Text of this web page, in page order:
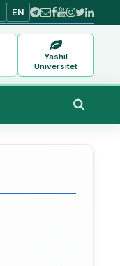
EN
Yashil
Universitet